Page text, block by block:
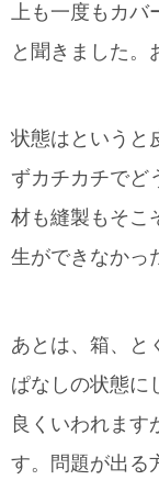
上も一度もカバ
と聞きました。
状態はというと
ずカチカチでど
材も縫製もそこ
生ができなかっ
あとは、箱、
ぱなしの状態に
良くいわれます
す。問題が出る